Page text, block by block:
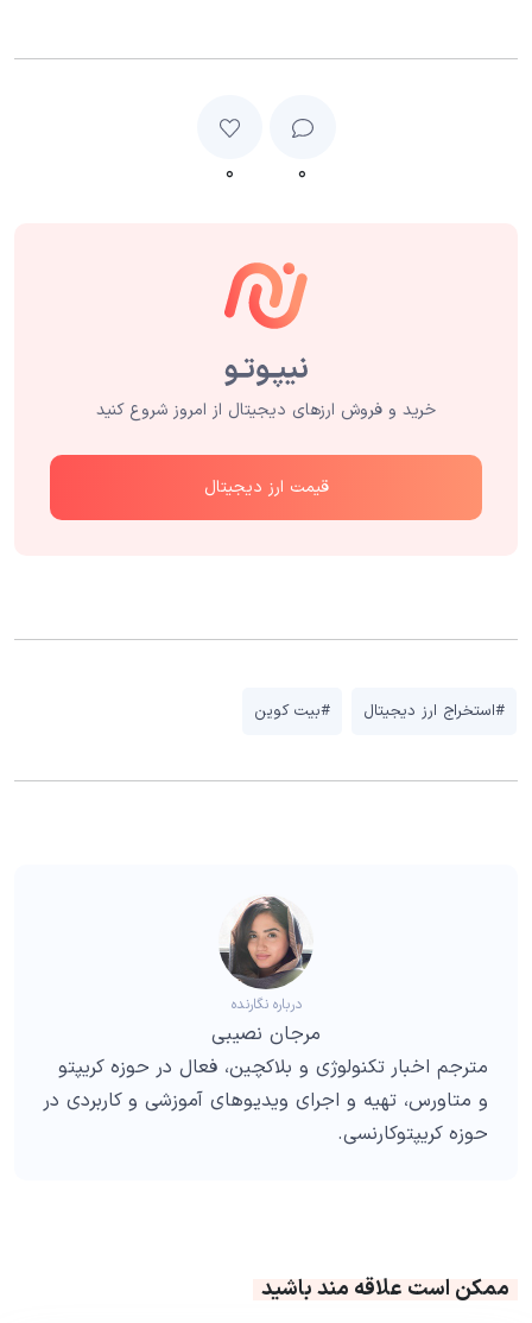
۰ ۰
خرید و فروش ارزهای دیجیتال از امروز شروع کنید
قیمت ارز دیجیتال
#استخراج ارز دیجیتال #بیت کوین
درباره نگارنده
مرجان نصیبی
مترجم اخبار تکنولوژی و بلاکچین، فعال در حوزه کریپتو
و متاورس، تهیه و اجرای ویدیوهای آموزشی و کاربردی در
حوزه کریپتوکارنسی.
ممکن است علاقه مند باشید